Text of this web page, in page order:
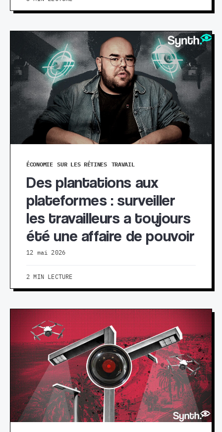
ÉCONOMIE SUR LES RÉTINES TRAVAIL
Des plantations aux
plateformes : surveiller
les travailleurs a toujours
été une affaire de pouvoir
12 mai 2026
2 MIN LECTURE